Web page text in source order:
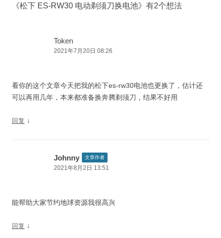
航
《松下 ES-RW30 电动剃须刀换电池》有2个想法
Token
2021年7月20日 08:26
看你的这个文章今天把我的松下es-rw30电池也更换了，估计还
可以再用几年，本来都准备换奔腾剃须刀，结果不好用
回复 ↓
Johnny 文章作者
2021年8月2日 13:51
能帮助大家节约地球资源我很高兴
回复 ↓